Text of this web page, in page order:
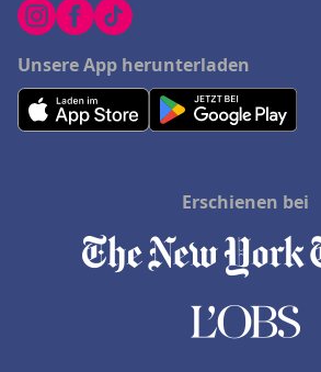
Unsere App herunterladen
Erschienen bei